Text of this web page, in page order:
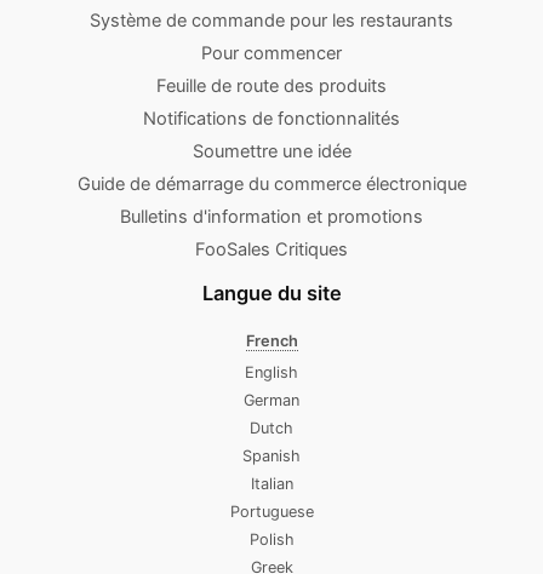
Système de commande pour les restaurants
Pour commencer
Feuille de route des produits
Notifications de fonctionnalités
Soumettre une idée
Guide de démarrage du commerce électronique
Bulletins d'information et promotions
FooSales Critiques
Langue du site
French
English
German
Dutch
Spanish
Italian
Portuguese
Polish
Greek